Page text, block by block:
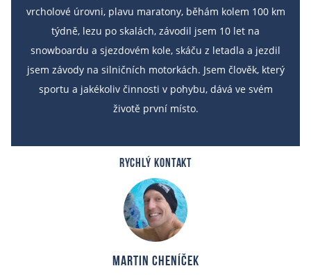
vrcholové úrovni, plavu maratony, běhám kolem 100 km
týdně, lezu po skalách, závodil jsem 10 let na
snowboardu a sjezdovém kole, skáču z letadla a jezdil
jsem závody na silničních motorkách. Jsem člověk, který
sportu a jakékoliv činnosti v pohybu, dává ve svém
životě první místo.
RYCHLÝ KONTAKT
Martin Cheníček